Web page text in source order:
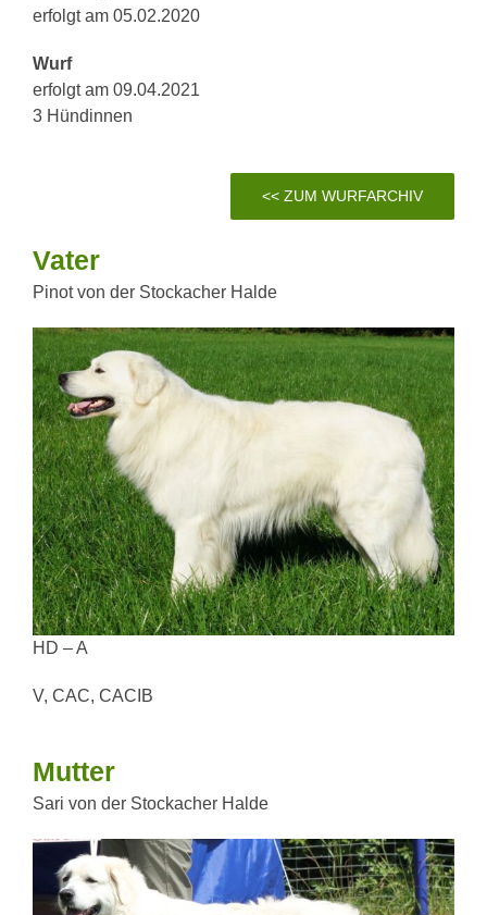
erfolgt am 05.02.2020
Wurf
erfolgt am 09.04.2021
3 Hündinnen
<< ZUM WURFARCHIV
Vater
Pinot von der Stockacher Halde
HD – A
V, CAC, CACIB
Mutter
Sari von der Stockacher Halde